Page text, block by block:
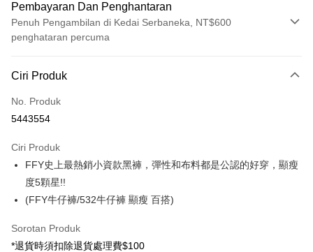
Pembayaran Dan Penghantaran
Penuh Pengambilan di Kedai Serbaneka, NT$600
penghataran percuma
Kad Kredit (Bayaran Penuh)
Pengambilan di Kedai Serbaneka
Apple Pay
JKOPAY
Ciri Produk
No. Produk
5443554
Ciri Produk
FFY史上最熱銷小資款黑褲，彈性和布料都是公認的好穿，顯瘦
度5顆星!!
(FFY牛仔褲/532牛仔褲 顯瘦 百搭)
Sorotan Produk
*退貨時須扣除退貨處理費$100